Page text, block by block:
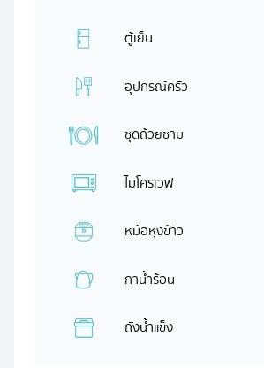
ตู้เย็น
อุปกรณ์ครัว
ชุดถ้วยชาม
ไมโครเวฟ
หม้อหุงข้าว
กาน้ำร้อน
ถังน้ำแข็ง